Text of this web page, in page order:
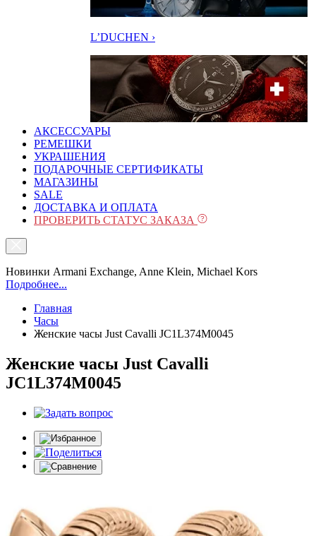
L’DUCHEN ›
АКСЕССУАРЫ
РЕМЕШКИ
УКРАШЕНИЯ
ПОДАРОЧНЫЕ СЕРТИФИКАТЫ
МАГАЗИНЫ
SALE
ДОСТАВКА И ОПЛАТА
ПРОВЕРИТЬ СТАТУС ЗАКАЗА
Новинки Armani Exchange, Anne Klein, Michael Kors
Подробнее...
Главная
Часы
Женские часы Just Cavalli JC1L374M0045
Женские часы Just Cavalli
JC1L374M0045